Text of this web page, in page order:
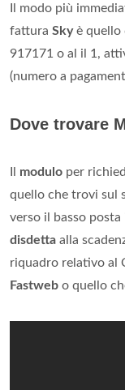
Il modo più
fattura Skyè quello
917171 o al il 1,
(numero a
Dove trovare
Il modulo per
quello che trovi sul
verso il basso
disdetta alla
riquadro relativo al
Fastweb o quello